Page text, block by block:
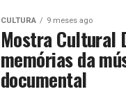
CULTURA 9 meses ago
Mostra Cultural
memórias da
documental